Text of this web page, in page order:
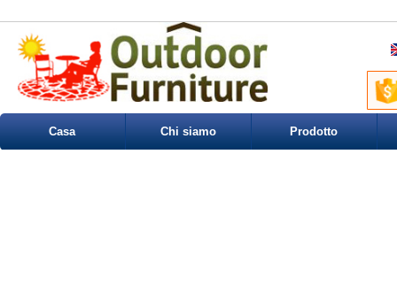
Casa Chi siamo Prodotto